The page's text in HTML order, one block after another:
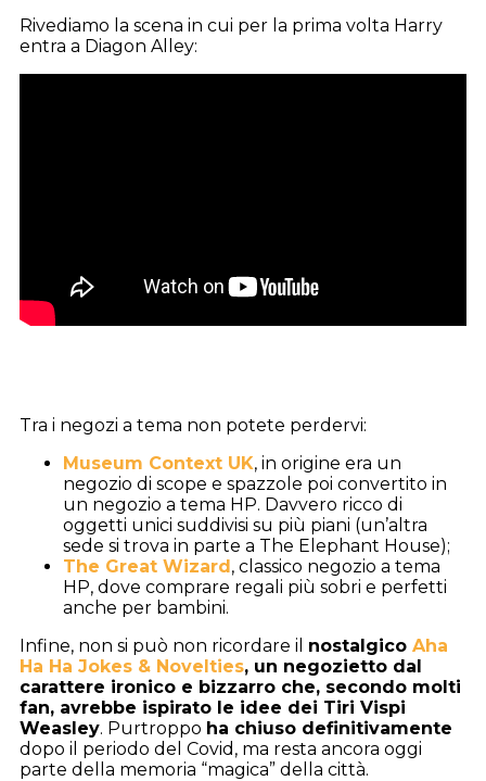
Rivediamo la scena in cui per la prima volta Harry
entra a Diagon Alley:
Tra i negozi a tema non potete perdervi:
Museum Context UK, in origine era un
negozio di scope e spazzole poi convertito in
un negozio a tema HP. Davvero ricco di
oggetti unici suddivisi su più piani (un’altra
sede si trova in parte a The Elephant House);
The Great Wizard, classico negozio a tema
HP, dove comprare regali più sobri e perfetti
anche per bambini.
Infine, non si può non ricordare il nostalgico Aha
Ha Ha Jokes & Novelties, un negozietto dal
carattere ironico e bizzarro che, secondo molti
fan, avrebbe ispirato le idee dei Tiri Vispi
Weasley. Purtroppo ha chiuso definitivamente
dopo il periodo del Covid, ma resta ancora oggi
parte della memoria “magica” della città.